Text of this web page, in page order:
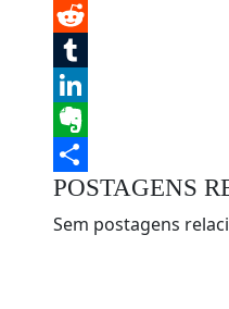
Twitter
Reddit
Tumblr
LinkedIn
Evernote
Share
POSTAGENS
Sem postagens